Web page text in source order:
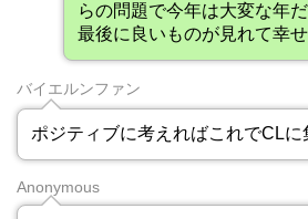
らの問題で今年は大変な年
最後に良いものが見れて幸せ
バイエルンファン
ポジティブに考えればこれでCLに
Anonymous